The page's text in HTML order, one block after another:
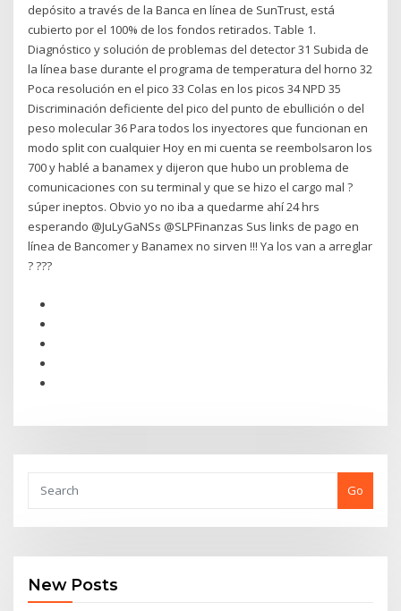
depósito a través de la Banca en línea de SunTrust, está
cubierto por el 100% de los fondos retirados. Table 1.
Diagnóstico y solución de problemas del detector 31 Subida de
la línea base durante el programa de temperatura del horno 32
Poca resolución en el pico 33 Colas en los picos 34 NPD 35
Discriminación deficiente del pico del punto de ebullición o del
peso molecular 36 Para todos los inyectores que funcionan en
modo split con cualquier Hoy en mi cuenta se reembolsaron los
700 y hablé a banamex y dijeron que hubo un problema de
comunicaciones con su terminal y que se hizo el cargo mal ?
súper ineptos. Obvio yo no iba a quedarme ahí 24 hrs
esperando @JuLyGaNSs @SLPFinanzas Sus links de pago en
línea de Bancomer y Banamex no sirven !!! Ya los van a arreglar
? ???
Go
New Posts